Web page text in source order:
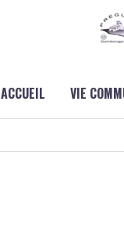
ACCUEIL VIE